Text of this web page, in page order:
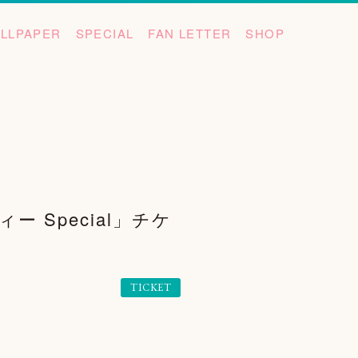
SPECIAL FAN LETTER SHOP
ー Special」チケ
TICKET